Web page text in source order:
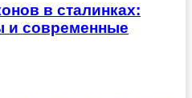
в сталинках:
и современные